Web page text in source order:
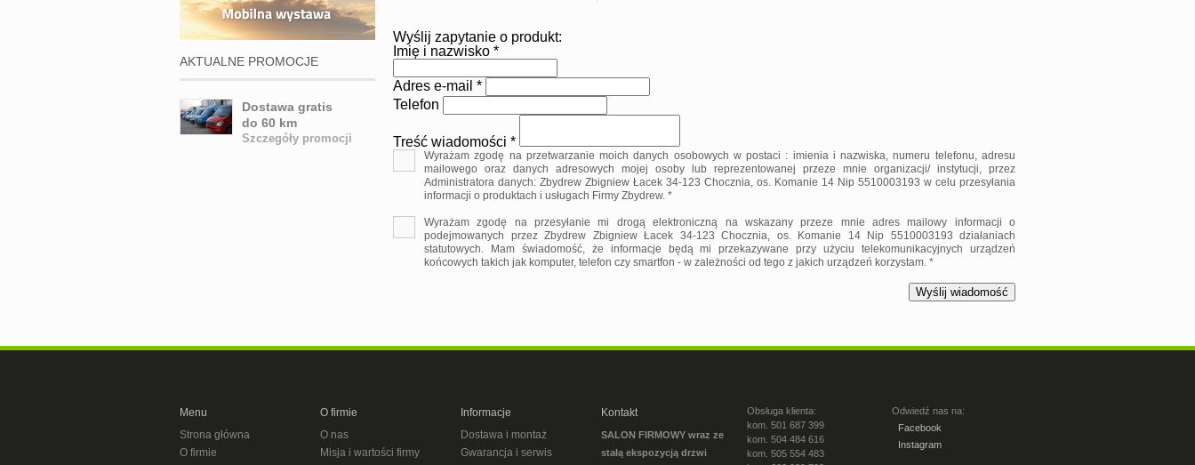
AKTUALNE PROMOCJE
Dostawa gratis
do 60 km
Szczegóły promocji
Wyślij zapytanie o produkt:
Imię i nazwisko *
Adres e-mail *
Telefon
Treść wiadomości *
Wyrażam zgodę na przetwarzanie moich danych osobowych w postaci : imienia i nazwiska, numeru telefonu, adresu
mailowego oraz danych adresowych mojej osoby lub reprezentowanej przeze mnie organizacji/ instytucji, przez
Administratora danych: Zbydrew Zbigniew Łacek 34-123 Chocznia, os. Komanie 14 Nip 5510003193 w celu przesyłania
informacji o produktach i usługach Firmy Zbydrew. *
Wyrażam zgodę na przesyłanie mi drogą elektroniczną na wskazany przeze mnie adres mailowy informacji o
podejmowanych przez Zbydrew Zbigniew Łacek 34-123 Chocznia, os. Komanie 14 Nip 5510003193 działaniach
statutowych. Mam świadomość, że informacje będą mi przekazywane przy użyciu telekomunikacyjnych urządzeń
końcowych takich jak komputer, telefon czy smartfon - w zależności od tego z jakich urządzeń korzystam. *
Menu
Strona główna
O firmie
O firmie
O nas
Misja i wartości firmy
Informacje
Dostawa i montaż
Gwarancja i serwis
Kontakt
SALON FIRMOWY wraz ze
stałą ekspozycją drzwi
Obsługa klienta:
kom. 501 687 399
kom. 504 484 616
kom. 505 554 483
Odwiedź nas na:
Facebook
Instagram